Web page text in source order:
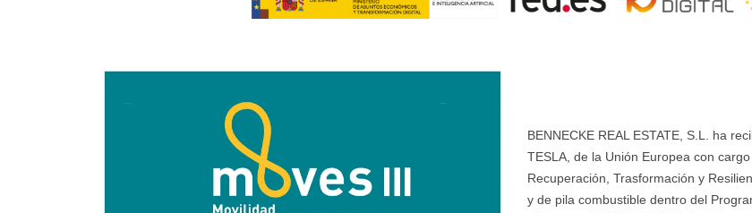
BENNECKE REAL ESTATE, S.L. ha
TESLA, de la Unión Europea con
Recuperación, Trasformación y
y de pila combustible dentro del